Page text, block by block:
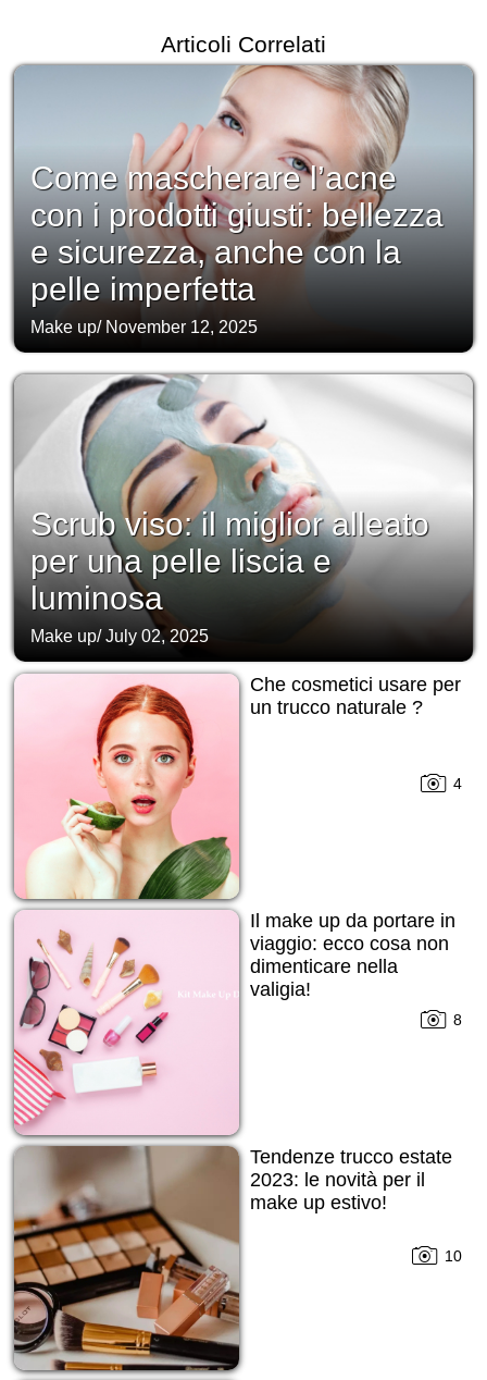
Articoli Correlati
Come mascherare l’acne
con i prodotti giusti: bellezza
e sicurezza, anche con la
pelle imperfetta
Make up/ November 12, 2025
Scrub viso: il miglior alleato
per una pelle liscia e
luminosa
Make up/July 02, 2025
Che cosmetici usare per
un trucco naturale ?
4
Il make up da portare in
viaggio: ecco cosa non
dimenticare nella
valigia!
8
Tendenze trucco estate
2023: le novità per il
make up estivo!
10